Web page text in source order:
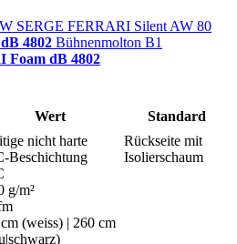
SERGE FERRARI Silent AW 80
4802 Bühnenmolton B1
Foam dB 4802
Wert Standard
nicht harte
Beschichtung
Rückseite mit
Isolierschaum
g/m²
(weiss) | 260 cm